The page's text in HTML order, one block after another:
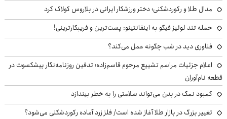
مدال طلا و رکوردشکنی؛ دختر ورزشکار ایرانی در بلاروس کولاک کرد
حمله تند لوئیز فیگو به اینفانتینو: پست‌ترین و فریبکارترینی!
فناوری دید در شب چگونه عمل می‌کند؟
اعلام جزئیات مراسم تشییع مرحوم قاسم‌زاده؛ تدفین روزنامه‌نگار پیشکسوت در
قطعه نام‌آوران
کمبود نمک در بدن می‌تواند سلامتی را به خطر بیندازد
تغییر بزرگ در بازار طلا آغاز شده است/ فلز زرد آماده رکوردشکنی می‌شود؟